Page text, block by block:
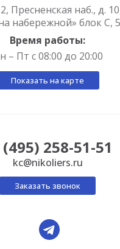
Пресненская наб., д.
набережной» блок С,
Время работы:
– Пт с 08:00 до 20:00
Показать на карте
(495) 258-51-51
kc@nikoliers.ru
Заказать звонок